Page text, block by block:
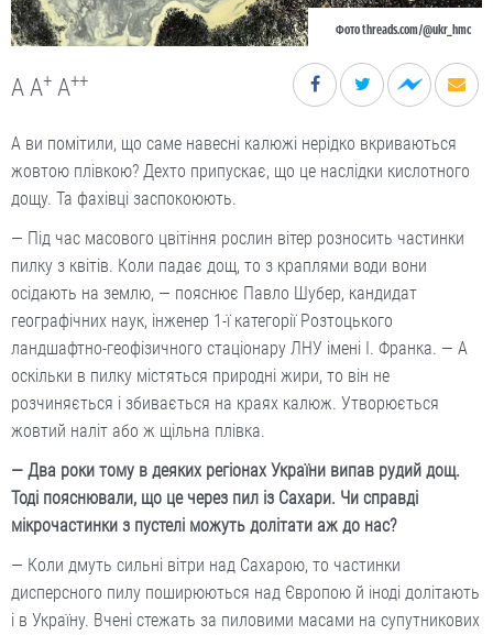
Фото threads.com/@ukr_hmc
A A+ A++
А ви помітили, що саме навесні калюжі нерідко вкриваються
жовтою плівкою? Дехто припускає, що це наслідки кислотного
дощу. Та фахівці заспокоюють.
— Під час масового цвітіння рослин вітер розносить частинки
пилку з квітів. Коли падає дощ, то з краплями води вони
осідають на землю, — пояснює Павло Шубер, кандидат
географічних наук, інженер 1-ї категорії Розтоцького
ландшафтно-геофізичного стаціонару ЛНУ імені І. Франка. — А
оскільки в пилку містяться природні жири, то він не
розчиняється і збивається на краях калюж. Утворюється
жовтий наліт або ж щільна плівка.
— Два роки тому в деяких регіонах України випав рудий дощ.
Тоді пояснювали, що це через пил із Сахари. Чи справді
мікрочастинки з пустелі можуть долітати аж до нас?
— Коли дмуть сильні вітри над Сахарою, то частинки
дисперсного пилу поширюються над Європою й іноді долітають
і в Україну. Вчені стежать за пиловими масами на супутникових